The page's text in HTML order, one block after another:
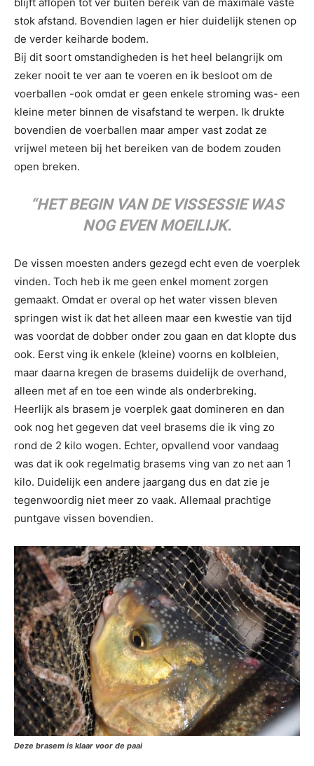
stok afstand. Bovendien lagen er hier duidelijk stenen op
de verder keiharde bodem.
Bij dit soort omstandigheden is het heel belangrijk om
zeker nooit te ver aan te voeren en ik besloot om de
voerballen -ook omdat er geen enkele stroming was- een
kleine meter binnen de visafstand te werpen. Ik drukte
bovendien de voerballen maar amper vast zodat ze
vrijwel meteen bij het bereiken van de bodem zouden
open breken.
“HET BEGIN VAN DE VISSESSIE WAS
NOG EVEN MOEILIJK.
De vissen moesten anders gezegd echt even de voerplek
vinden. Toch heb ik me geen enkel moment zorgen
gemaakt. Omdat er overal op het water vissen bleven
springen wist ik dat het alleen maar een kwestie van tijd
was voordat de dobber onder zou gaan en dat klopte dus
ook. Eerst ving ik enkele (kleine) voorns en kolbleien,
maar daarna kregen de brasems duidelijk de overhand,
alleen met af en toe een winde als onderbreking.
Heerlijk als brasem je voerplek gaat domineren en dan
ook nog het gegeven dat veel brasems die ik ving zo
rond de 2 kilo wogen. Echter, opvallend voor vandaag
was dat ik ook regelmatig brasems ving van zo net aan 1
kilo. Duidelijk een andere jaargang dus en dat zie je
tegenwoordig niet meer zo vaak. Allemaal prachtige
puntgave vissen bovendien.
Deze brasem is klaar voor de paai